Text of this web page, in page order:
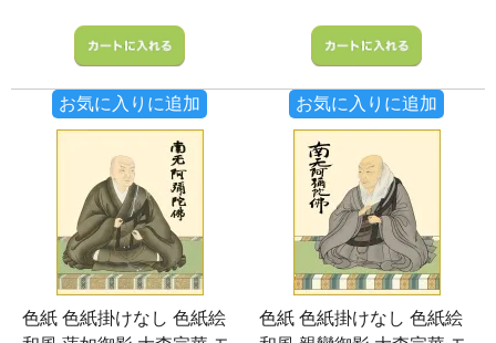
お気に入りに追加 お気に入りに追加
色紙 色紙掛けなし 色紙絵
色紙 色紙掛けなし 色紙絵